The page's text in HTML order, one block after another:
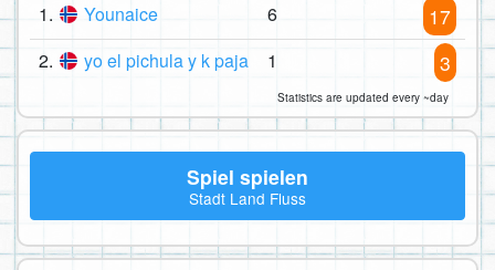
1.
Younaice 6 17
2. yo el pichula y k paja 1 3
Statistics are updated every ~day
Spiel spielen
Stadt Land Fluss